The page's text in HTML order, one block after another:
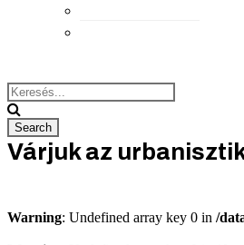
Várjuk az
Warning: Undefined array key 0 in /